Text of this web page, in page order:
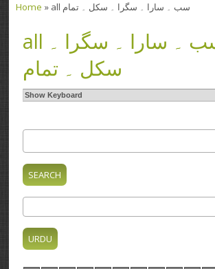
Home » all سب ۔ سارا ۔ سگرا ۔ سکل ۔ تمام
all سب ۔ سارا ۔ سگرا ۔
سکل ۔ تمام
Show Keyboard